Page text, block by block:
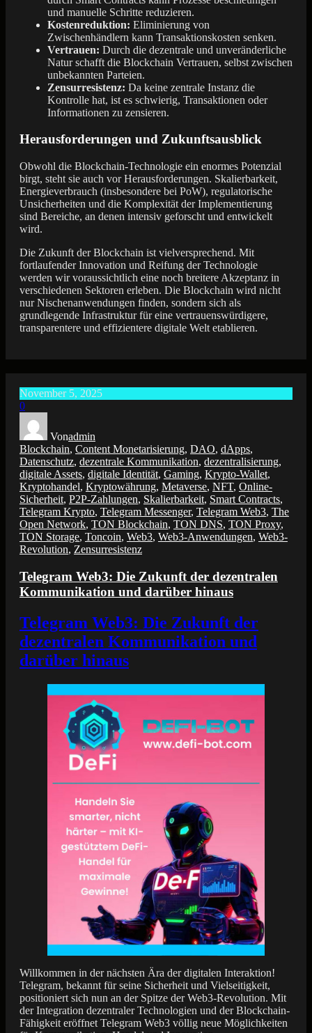
und manuelle Schritte reduzieren.
Kostenreduktion: Eliminierung von
Zwischenhändlern kann Transaktionskosten senken.
Vertrauen: Durch die dezentrale und unveränderliche
Natur schafft die Blockchain Vertrauen, selbst zwischen
unbekannten Parteien.
Zensurresistenz: Da keine zentrale Instanz die
Kontrolle hat, ist es schwierig, Transaktionen oder
Informationen zu zensieren.
Herausforderungen und Zukunftsausblick
Obwohl die Blockchain-Technologie ein enormes Potenzial
birgt, steht sie auch vor Herausforderungen. Skalierbarkeit,
Energieverbrauch (insbesondere bei PoW), regulatorische
Unsicherheiten und die Komplexität der Implementierung
sind Bereiche, an denen intensiv geforscht und entwickelt
wird.
Die Zukunft der Blockchain ist vielversprechend. Mit
fortlaufender Innovation und Reifung der Technologie
werden wir voraussichtlich eine noch breitere Akzeptanz in
verschiedenen Sektoren erleben. Die Blockchain wird nicht
nur Nischenanwendungen finden, sondern sich als
grundlegende Infrastruktur für eine vertrauenswürdigere,
transparentere und effizientere digitale Welt etablieren.
November 5, 2025
0
Vonadmin
Blockchain, Content Monetarisierung, DAO, dApps,
Datenschutz, dezentrale Kommunikation, dezentralisierung,
digitale Assets, digitale Identität, Gaming, Krypto-Wallet,
Kryptohandel, Kryptowährung, Metaverse, NFT, Online-
Sicherheit, P2P-Zahlungen, Skalierbarkeit, Smart Contracts,
Telegram Krypto, Telegram Messenger, Telegram Web3, The
Open Network, TON Blockchain, TON DNS, TON Proxy,
TON Storage, Toncoin, Web3, Web3-Anwendungen, Web3-
Revolution, Zensurresistenz
Telegram Web3: Die Zukunft der dezentralen
Kommunikation und darüber hinaus
Telegram Web3: Die Zukunft der
dezentralen Kommunikation und
darüber hinaus
Willkommen in der nächsten Ära der digitalen Interaktion!
Telegram, bekannt für seine Sicherheit und Vielseitigkeit,
positioniert sich nun an der Spitze der Web3-Revolution. Mit
der Integration dezentraler Technologien und der Blockchain-
Fähigkeit eröffnet Telegram Web3 völlig neue Möglichkeiten